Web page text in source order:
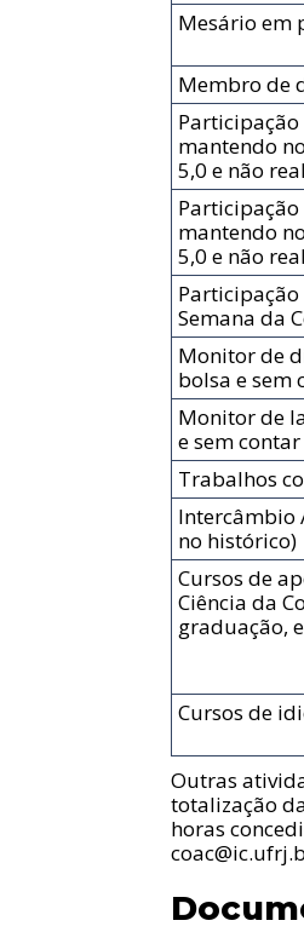
Mesário em
Membro de
mantendo
5,0 e não
Participação
mantendo
5,0 e não
Participação
Semana da
Monitor de
bolsa e sem
Monitor de
e sem
Trabalhos
Intercâmbio
no histórico)
Cursos de
Ciência da
graduação,
Cursos de
Outras
totalização
horas
coac@ic.ufrj